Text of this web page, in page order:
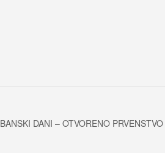
DANI – OTVORENO